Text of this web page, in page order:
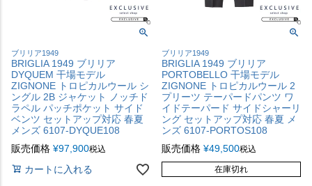
ブリリア1949
BRIGLIA 1949 ブリリア
DYQUEM 干場モデル
ZIGNONE トロピカルウール シ
ングル 2B ジャケット ノッチド
ラペル パッチポケット サイド
ベンツ セットアップ対応 春夏
メンズ 6107-DYQUE108
販売価格 ¥97,900税込
カートに入れる
ブリリア1949
BRIGLIA 1949 ブリリア
PORTOBELLO 干場モデル
ZIGNONE トロピカルウール 2
プリーツ テーパードパンツ ワ
イドテーパード サイドシャーリ
ング セットアップ対応 春夏 メ
ンズ 6107-PORTOS108
販売価格 ¥49,500税込
在庫切れ